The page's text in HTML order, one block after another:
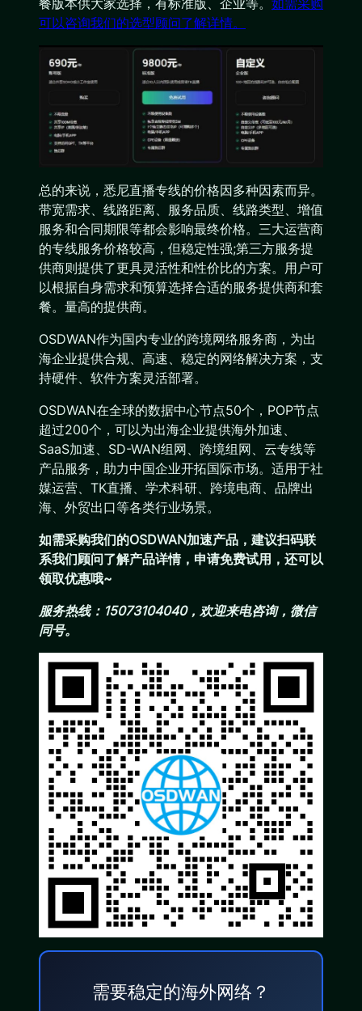
餐版本供大家选择，有标准版、企业等。 如需采购
可以咨询我们的选型顾问了解详情。
总的来说，悉尼直播专线的价格因多种因素而异。
带宽需求、线路距离、服务品质、线路类型、增值
服务和合同期限等都会影响最终价格。三大运营商
的专线服务价格较高，但稳定性强;第三方服务提
供商则提供了更具灵活性和性价比的方案。用户可
以根据自身需求和预算选择合适的服务提供商和套
餐。量高的提供商。
OSDWAN作为国内专业的跨境网络服务商，为出
海企业提供合规、高速、稳定的网络解决方案，支
持硬件、软件方案灵活部署。
OSDWAN在全球的数据中心节点50个，POP节点
超过200个，可以为出海企业提供海外加速、
SaaS加速、SD-WAN组网、跨境组网、云专线等
产品服务，助力中国企业开拓国际市场。适用于社
媒运营、TK直播、学术科研、跨境电商、品牌出
海、外贸出口等各类行业场景。
如需采购我们的OSDWAN加速产品，建议扫码联
系我们顾问了解产品详情，申请免费试用，还可以
领取优惠哦~
服务热线：15073104040，欢迎来电咨询，微信
同号。
需要稳定的海外网络？